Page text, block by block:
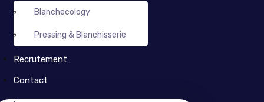
Blanchecology
Pressing & Blanchisserie
Recrutement
Contact